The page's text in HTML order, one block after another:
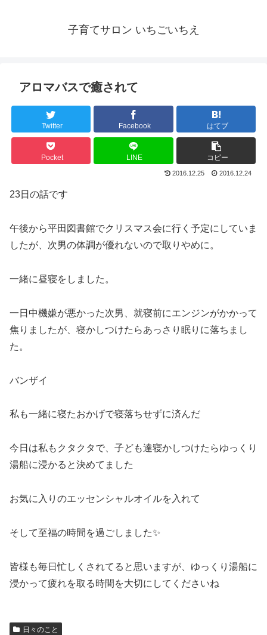
子育てサロン いちごいちえ
アロマバスで癒されて
Twitter Facebook はてブ
Pocket LINE コピー
2016.12.25 2016.12.24
23日の話です
午後から平田図書館でクリスマス会に行く予定にしていま
したが、次男の体調が優れないので取りやめに。
一緒に昼寝をしました。
一日中機嫌が悪かった次男、就寝前にエンジンがかかって
焦りましたが、寝かしつけたらあっさり眠りに落ちまし
た。
バンザイ
私も一緒に寝たおかげで寝落ちせずに済んだ
今日は私もクタクタで、子ども達寝かしつけたらゆっくり
湯船に浸かると決めてました
お気に入りのエッセンシャルオイルを入れて
そして至福の時間を過ごしました✨
皆様も毎日忙しくされてると思いますが、ゆっくり湯船に
浸かって疲れを取る時間を大切にしてくださいね
日々のこと